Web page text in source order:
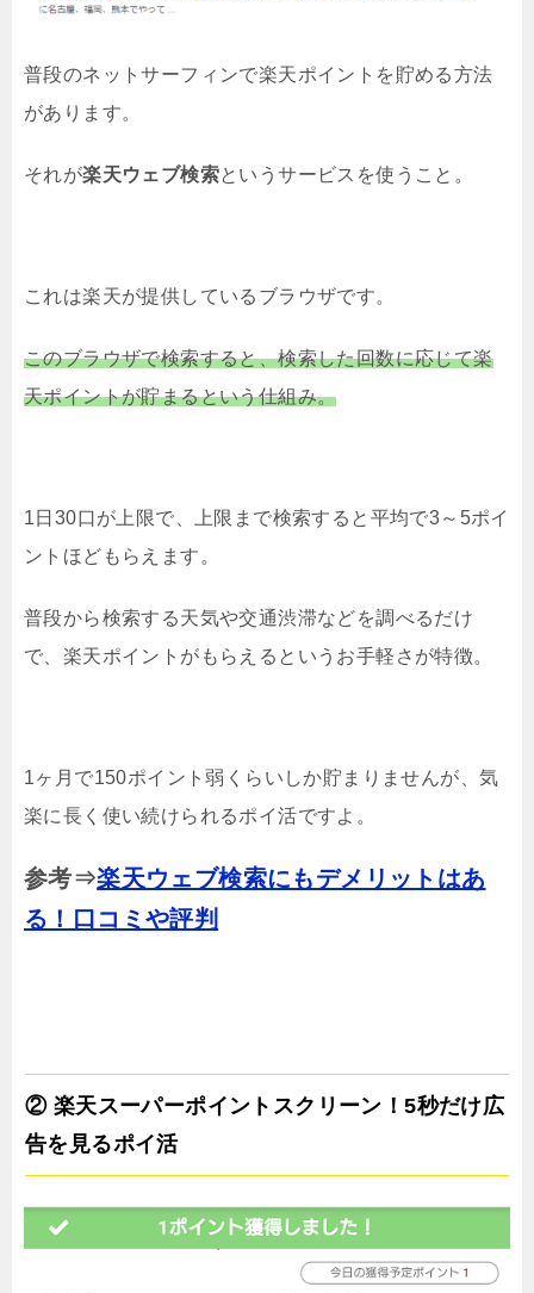
普段のネットサーフィンで楽天ポイントを貯める方法
があります。
それが楽天ウェブ検索というサービスを使うこと。
これは楽天が提供しているブラウザです。
このブラウザで検索すると、検索した回数に応じて楽
天ポイントが貯まるという仕組み。
1日30口が上限で、上限まで検索すると平均で3～5ポイ
ントほどもらえます。
普段から検索する天気や交通渋滞などを調べるだけ
で、楽天ポイントがもらえるというお手軽さが特徴。
1ヶ月で150ポイント弱くらいしか貯まりませんが、気
楽に長く使い続けられるポイ活ですよ。
参考⇒楽天ウェブ検索にもデメリットはあ
る！口コミや評判
② 楽天スーパーポイントスクリーン！5秒だけ広
告を見るポイ活